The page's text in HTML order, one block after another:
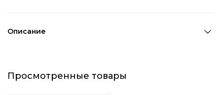
Ширина 1: 1,8 см
Описание
красном цвете с глянцевым покрытием, они создают
Просмотренные товары